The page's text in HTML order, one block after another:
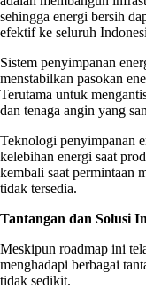
sehingga energi bersih
efektif ke seluruh
Sistem penyimpanan
menstabilkan pasokan
Terutama untuk
dan tenaga angin yang
Teknologi penyimpanan
kelebihan energi saat
kembali saat permintaan
tidak tersedia.
Tantangan dan Solusi
Meskipun roadmap ini
menghadapi berbagai
tidak sedikit.